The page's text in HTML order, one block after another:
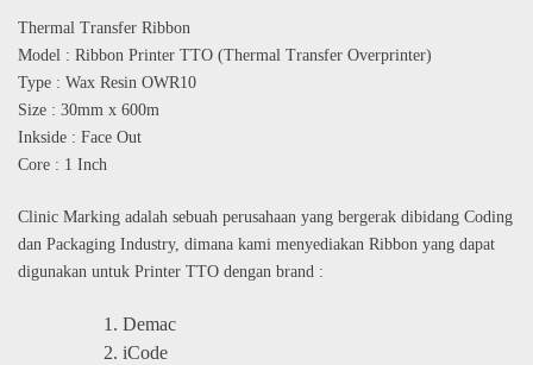
Thermal Transfer Ribbon
Model : Ribbon Printer TTO (Thermal Transfer Overprinter)
Type : Wax Resin OWR10
Size : 30mm x 600m
Inkside : Face Out
Core : 1 Inch
Clinic Marking adalah sebuah perusahaan yang bergerak dibidang Coding
dan Packaging Industry, dimana kami menyediakan Ribbon yang dapat
digunakan untuk Printer TTO dengan brand :
Demac
iCode